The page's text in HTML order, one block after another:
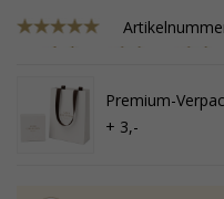
Premium-
+ 3,-